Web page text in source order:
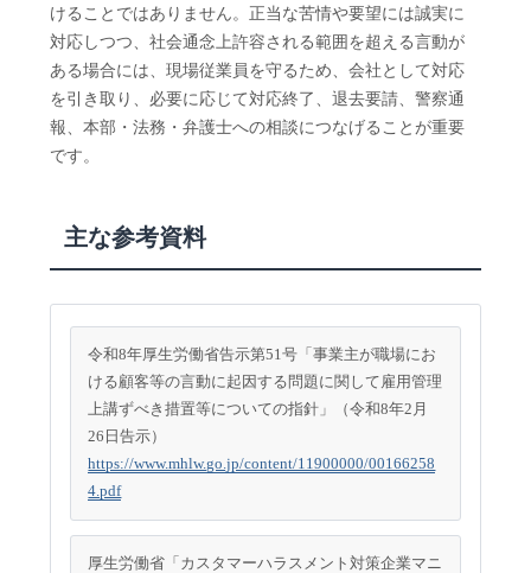
けることではありません。正当な苦情や要望には誠実に
対応しつつ、社会通念上許容される範囲を超える言動が
ある場合には、現場従業員を守るため、会社として対応
を引き取り、必要に応じて対応終了、退去要請、警察通
報、本部・法務・弁護士への相談につなげることが重要
です。
主な参考資料
令和8年厚生労働省告示第51号「事業主が職場にお
ける顧客等の言動に起因する問題に関して雇用管理
上講ずべき措置等についての指針」（令和8年2月
26日告示）
https://www.mhlw.go.jp/content/11900000/00166258
4.pdf
厚生労働省「カスタマーハラスメント対策企業マニ